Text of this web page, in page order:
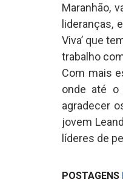
Maranhão,
lideranças,
Viva’ que
trabalho
Com mais
onde até o
agradecer
jovem
líderes de
POSTAGENS